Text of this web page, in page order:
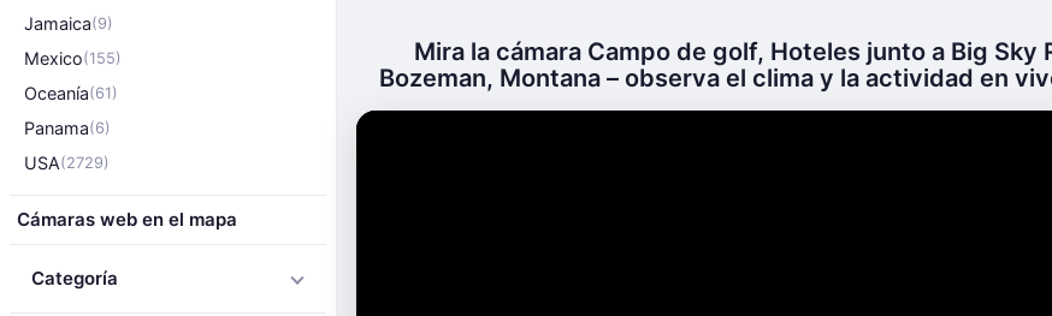
Jamaica(9)
Mexico(155)
Oceanía(61)
Panama(6)
USA(2729)
Cámaras web en el mapa
Categoría
Mira la cámara Campo de golf, Hoteles junto a Big Sky
Bozeman, Montana – observa el clima y la actividad en